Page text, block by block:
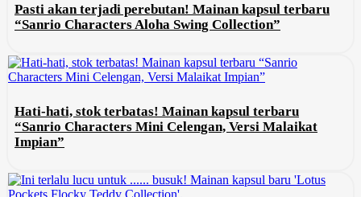
Pasti akan terjadi perebutan! Mainan kapsul terbaru
“Sanrio Characters Aloha Swing Collection”
Hati-hati, stok terbatas! Mainan kapsul terbaru
“Sanrio Characters Mini Celengan, Versi Malaikat
Impian”